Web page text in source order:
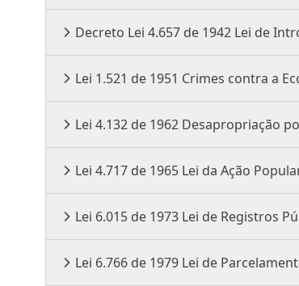
Decreto Lei
Lei 1.521 de 1951 Crimes
Lei 4.132 de 1962
Lei 4.717 de 1965 Lei da Ação
Lei 6.015 de 1973 Lei de
Lei 6.766 de 1979 Lei